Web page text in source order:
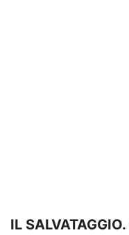
IL SALVATAGGIO.